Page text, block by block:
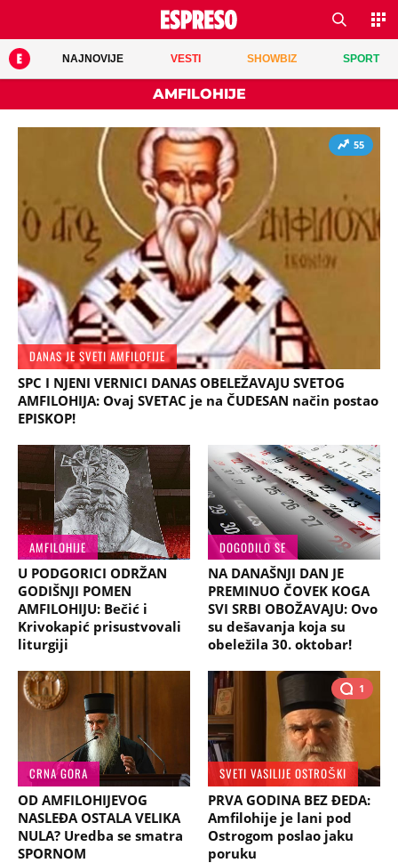
NAJNOVIJE VESTI SHOWBIZ SPORT
AMFILOHIJE
55
DANAS JE SVETI AMFILOFIJE
SPC I NJENI VERNICI DANAS OBELEŽAVAJU SVETOG
AMFILOHIJA: Ovaj SVETAC je na ČUDESAN način postao
EPISKOP!
AMFILOHIJE
U PODGORICI ODRŽAN
GODIŠNJI POMEN
AMFILOHIJU: Bečić i
Krivokapić prisustvovali
liturgiji
DOGODILO SE
NA DANAŠNJI DAN JE
PREMINUO ČOVEK KOGA
SVI SRBI OBOŽAVAJU: Ovo
su dešavanja koja su
obeležila 30. oktobar!
CRNA GORA
OD AMFILOHIJEVOG
NASLEĐA OSTALA VELIKA
NULA? Uredba se smatra
SPORNOM
1
SVETI VASILIJE OSTROŠKI
PRVA GODINA BEZ ĐEDA:
Amfilohije je lani pod
Ostrogom poslao jaku
poruku